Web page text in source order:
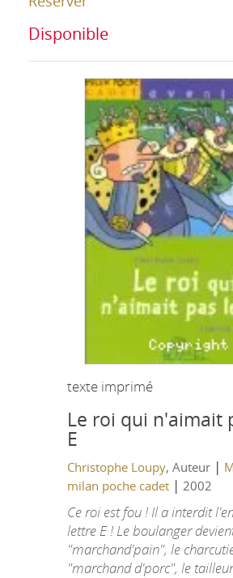
Disponible
texte imprimé
Le roi qui n'aimait
E
Christophe Loupy, Auteur |
milan poche cadet| 2002
Ce roi est fou ! Il a interdit
lettre E ! Le boulanger
"marchand'pain", le
"marchand d'porc", le